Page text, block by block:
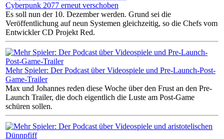
Cyberpunk 2077 erneut verschoben
Es soll nun der 10. Dezember werden. Grund sei die
Veröffentlichung auf neun Systemen gleichzeitig, so die Chefs vom
Entwickler CD Projekt Red.
Mehr Spieler: Der Podcast über Videospiele und Pre-Launch-Post-
Game-Trailer
Max und Johannes reden diese Woche über den Frust an den Pre-
Launch Trailer, die doch eigentlich die Luste am Post-Game
schüren sollen.